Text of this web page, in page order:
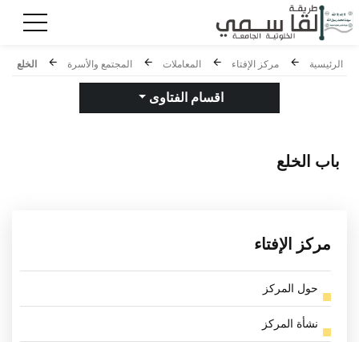
الرئيسية مركز الإفتاء المعاملات المجتمع والأسرة الخلع
اقسام الفتاوى
باب الخلع
مركز الإفتاء
حول المركز
نشأة المركز